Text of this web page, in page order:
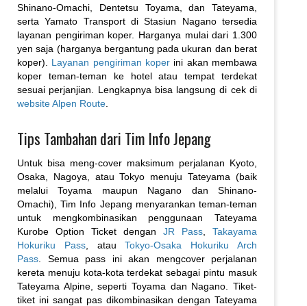
Shinano-Omachi, Dentetsu Toyama, dan Tateyama,
serta Yamato Transport di Stasiun Nagano tersedia
layanan pengiriman koper. Harganya mulai dari 1.300
yen saja (harganya bergantung pada ukuran dan berat
koper). Layanan pengiriman koper ini akan membawa
koper teman-teman ke hotel atau tempat terdekat
sesuai perjanjian. Lengkapnya bisa langsung di cek di
website Alpen Route
Tips Tambahan dari Tim Info Jepang
Untuk bisa meng-cover maksimum perjalanan Kyoto,
Osaka, Nagoya, atau Tokyo menuju Tateyama (baik
melalui Toyama maupun Nagano dan Shinano-
Omachi), Tim Info Jepang menyarankan teman-teman
untuk mengkombinasikan penggunaan Tateyama
Kurobe Option Ticket dengan JR Pass
Takayama
Hokuriku Pass, atauTokyo-Osaka Hokuriku Arch
Pass . Semua pass ini akan mengcover perjalanan
kereta menuju kota-kota terdekat sebagai pintu masuk
Tateyama Alpine, seperti Toyama dan Nagano. Tiket-
tiket ini sangat pas dikombinasikan dengan Tateyama